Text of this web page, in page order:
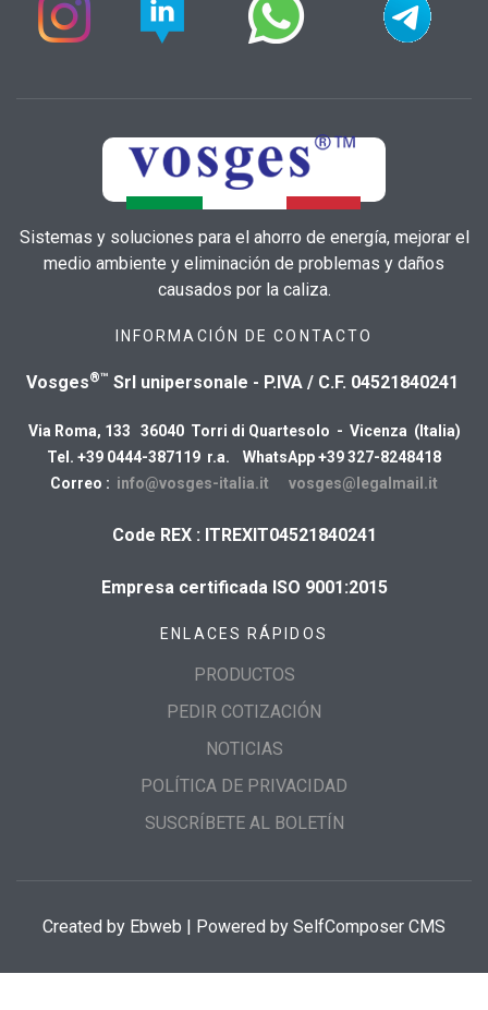
Sistemas y soluciones para el ahorro de energía, mejorar el
medio ambiente y eliminación de problemas y daños
causados por la caliza.
INFORMACIÓN DE CONTACTO
Vosges®™ Srl unipersonale - P.IVA / C.F. 04521840241
Via Roma, 133 36040 Torri di Quartesolo - Vicenza (Italia)
Tel. +39 0444-387119 r.a. WhatsApp +39 327-8248418
Correo : info@vosges-italia.it vosges@legalmail.it
Code REX : ITREXIT04521840241
Empresa certificada ISO 9001:2015
ENLACES RÁPIDOS
PRODUCTOS
PEDIR COTIZACIÓN
NOTICIAS
POLÍTICA DE PRIVACIDAD
SUSCRÍBETE AL BOLETÍN
Created by Ebweb | Powered by SelfComposer CMS